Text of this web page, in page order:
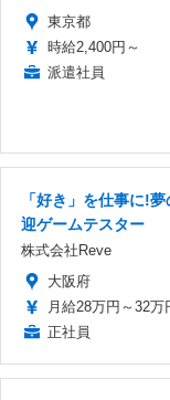
東京都
時給2,400円～
派遣社員
「好き」を仕事に!
迎ゲームテスター
株式会社Reve
大阪府
月給28万円～32万
正社員